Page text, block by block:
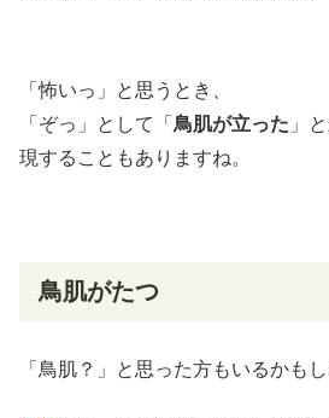
「怖いっ」と思うとき、
「ぞっ」として「 鳥肌が立った 」
現することもありますね。
鳥肌がたつ
「 鳥肌 ？」と思った方もいるかもし